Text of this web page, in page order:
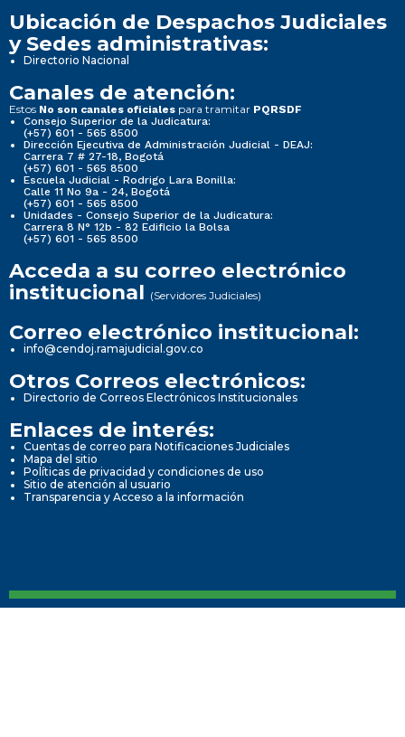
Ubicación de Despachos Judiciales
y Sedes administrativas:
Directorio Nacional
Canales de atención:
Estos No son canales oficiales para tramitar PQRSDF
Consejo Superior de la Judicatura:
(+57) 601 - 565 8500
Dirección Ejecutiva de Administración Judicial - DEAJ:
Carrera 7 # 27-18, Bogotá
(+57) 601 - 565 8500
Escuela Judicial - Rodrigo Lara Bonilla:
Calle 11 No 9a - 24, Bogotá
(+57) 601 - 565 8500
Unidades - Consejo Superior de la Judicatura:
Carrera 8 N° 12b - 82 Edificio la Bolsa
(+57) 601 - 565 8500
Acceda a su correo electrónico
institucional (Servidores Judiciales)
Correo electrónico institucional:
info@cendoj.ramajudicial.gov.co
Otros Correos electrónicos:
Directorio de Correos Electrónicos Institucionales
Enlaces de interés:
Cuentas de correo para Notificaciones Judiciales
Mapa del sitio
Políticas de privacidad y condiciones de uso
Sitio de atención al usuario
Transparencia y Acceso a la información